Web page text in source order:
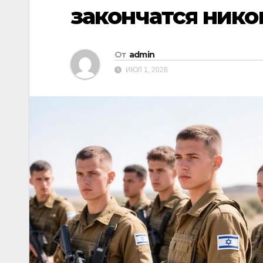
закончатся
От admin
ИЮЛ 1, 2026